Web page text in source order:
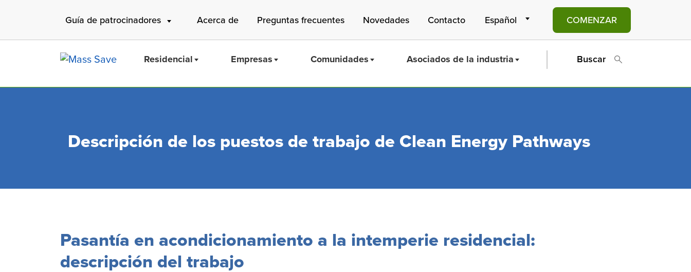
Guía de patrocinadores Acerca de Preguntas frecuentes Novedades Contacto COMENZAR
Residencial Empresas Comunidades Asociados de la industria Buscar
Buscar Mass Save
Descripción de los puestos de trabajo de Clean Energy Pathways
Pasantía en acondicionamiento a la intemperie residencial:
descripción del trabajo